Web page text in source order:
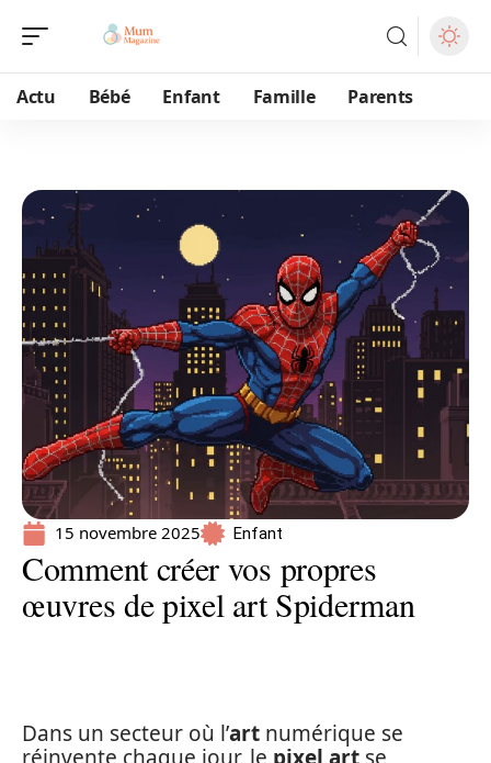
Actu Bébé Enfant Famille Parents
15 novembre 2025 Enfant
Comment créer vos propres
œuvres de pixel art Spiderman
Dans un secteur où l’art numérique se